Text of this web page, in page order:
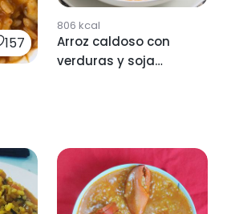
157
806 kcal
Arroz caldoso con
verduras y soja